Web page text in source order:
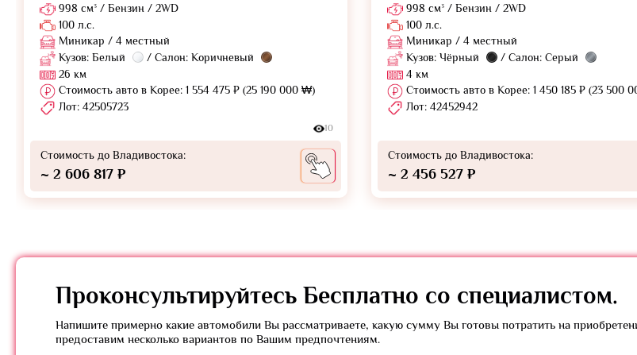
998 см³ / Бензин / 2WD
100 л.с.
Миникар / 4 местный
Кузов: Белый
/ Салон: Коричневый
26 км
Стоимость авто в Корее: 1 554 475 ₽ (25 190 000 ₩)
Лот: 42505723
10
Стоимость до Владивостока:
~ 2 606 817 ₽
998 см³ / Бензин / 2WD
100 л.с.
Миникар / 4 местный
Кузов: Чёрный
/ Салон: Серый
4 км
Стоимость авто в Корее: 1 450 185 ₽ (23 500
Лот: 42452942
Стоимость до Владивостока:
~ 2 456 527 ₽
Проконсультируйтесь Бесплатно со специалистом.
Напишите примерно какие автомобили Вы рассматриваете, какую сумму Вы готовы потратить на
предоставим несколько вариантов по Вашим предпочтениям.